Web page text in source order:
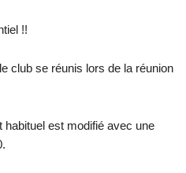
!!
club se réunis lors de la réunion
habituel est modifié avec une